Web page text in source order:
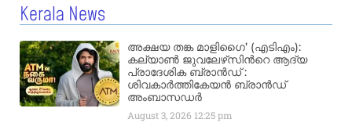
Kerala News
അക്ഷയ തങ്ക മാളിഗൈ’ (എടിഎം):
കല്യാണ്‍ ജുവലേഴ്‌സിന്‍റെ ആദ്യ
പ്രാദേശിക ബ്രാന്‍ഡ് :
ശിവകാര്‍ത്തികേയന്‍ ബ്രാന്‍ഡ്
അംബാസഡര്‍
August 3, 2026 12:25 pm